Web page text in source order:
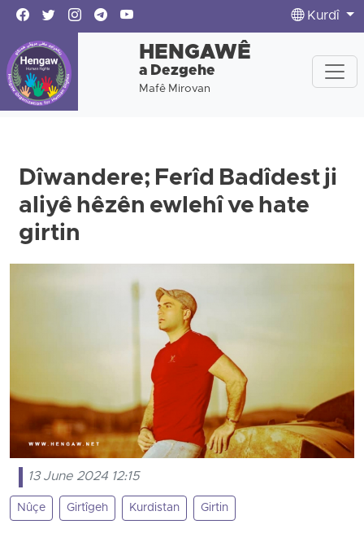
Kurdî
HENGAWÊ
a Dezgehe
Mafê Mirovan
Dîwandere; Ferîd Badîdest ji
aliyê hêzên ewlehî ve hate
girtin
13 June 2024 12:15
Nûçe Girtîgeh Kurdistan Girtin